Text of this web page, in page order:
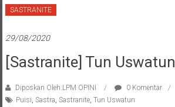
SASTRANITE
29/08/2020
[Sastranite] Tun Uswatun
Diposkan Oleh:LPM OPINI
0 Komentar
Puisi, Sastra, Sastranite, Tun Uswatun